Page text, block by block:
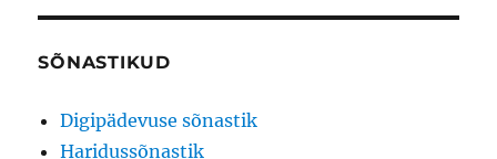
SÕNASTIKUD
Digipädevuse sõnastik
Haridussõnastik